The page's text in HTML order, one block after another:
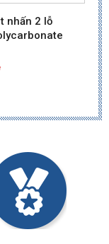
nhấn 2 lỗ